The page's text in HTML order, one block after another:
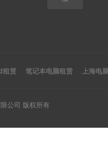
租赁 笔记本电脑租赁 上海电
公司 版权所有